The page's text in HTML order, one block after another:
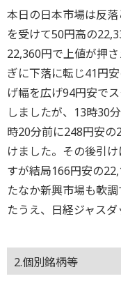
本日の日本市場は反
を受けて50円高の
22,360円で上値が押
ぎに下落に転じ41円
げ幅を広げ94円安で
しましたが、13時30
時20分前に248円安
けました。その後引
すが結局166円安の
たなか新興市場も軟
たうえ、日経ジャス
2.個別銘柄等